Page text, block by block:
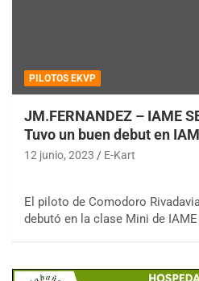
PILOTOS EKVP
JM.FERNANDEZ – IAME
Tuvo un buen debut en
12 junio, 2023 E-Kart
El piloto de Comodoro
debutó en la clase Mini de
08/09-AGO
IAME SERIES ARGENTINA 6